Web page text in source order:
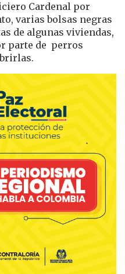
Cardenal por
varias bolsas negras
de algunas viviendas,
parte de perros